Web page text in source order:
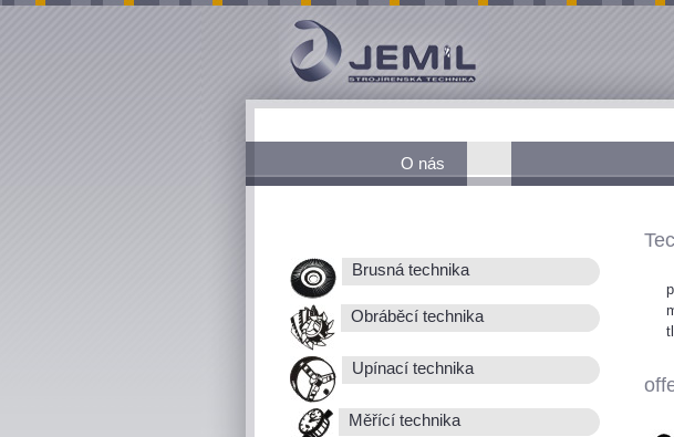
O nás
Brusná technika
Obráběcí technika
Upínací technika
Měřící technika